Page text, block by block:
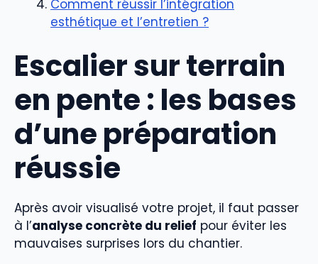
Comment réussir l’intégration
esthétique et l’entretien ?
Escalier sur terrain
en pente : les bases
d’une préparation
réussie
Après avoir visualisé votre projet, il faut passer
à l’analyse concrète du relief pour éviter les
mauvaises surprises lors du chantier.